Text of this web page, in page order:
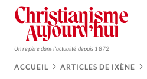
Un repère dans l'actualité depuis 1872
ACCUEIL ARTICLES DE IXÈNE